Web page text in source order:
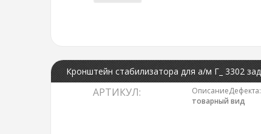
Кронштейн стабилизатора для а/м Г_ 3302
АРТИКУЛ: ОписаниеДефекта:
товарный вид